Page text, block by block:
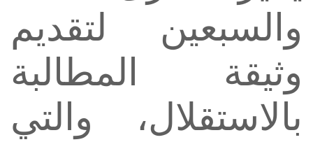
والسبعين لتقديم
وثيقة المطالبة
بالاستقلال، والتي